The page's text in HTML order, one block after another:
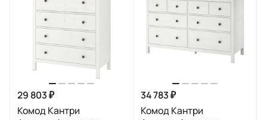
29 803 ₽
Комод Кантри
34 783 ₽
Комод Кантри